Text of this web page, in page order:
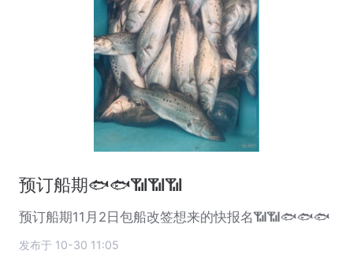
预订船期🐟🐟📶📶📶
预订船期11月2日包船改签想来的快报名📶📶🐟🐟🐟
发布于 10-30 11:05